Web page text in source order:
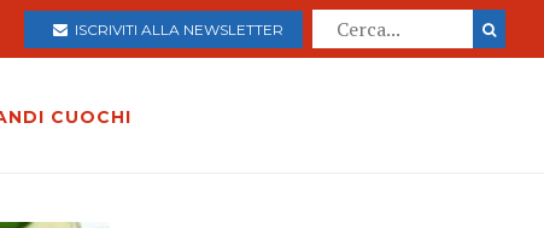
ISCRIVITI ALLA NEWSLETTER
CUOCHI